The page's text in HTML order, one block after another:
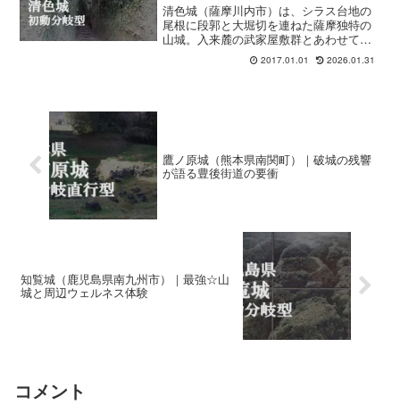
清色城（薩摩川内市）は、シラス台地の
尾根に段郭と大堀切を連ねた薩摩独特の
山城。入来麓の武家屋敷群とあわせて歩
くと、地形・歴史・暮らしが静かにつな
がる一日になります。ACTレベルは中
2017.01.01 2026.01.31
鷹ノ原城（熊本県南関町）｜破城の残響
が語る豊後街道の要衝
知覧城（鹿児島県南九州市）｜最強☆山
城と周辺ウェルネス体験
コメント